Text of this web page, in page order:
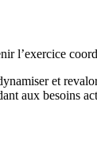
l’exercice
et
aux besoins